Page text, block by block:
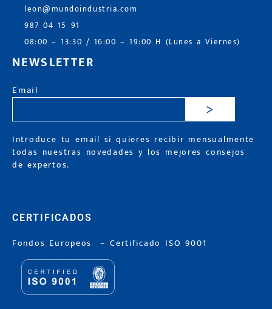
leon@mundoindustria.com
987 04 15 91
08:00 – 13:30 / 16:00 – 19:00 H (Lunes a Viernes)
NEWSLETTER
Email
>
Introduce tu email si quieres recibir mensualmente
todas nuestras novedades y los mejores consejos
de expertos.
CERTIFICADOS
Fondos Europeos –Certificado ISO 9001